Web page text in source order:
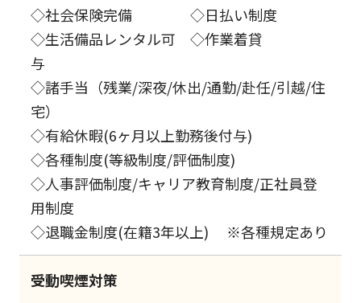
◇社会保険完備 ◇日払い制度
◇生活備品レンタル可 ◇作業着貸
与
◇諸手当（残業/深夜/休出/通勤/赴任/引越/住
宅）
◇有給休暇(6ヶ月以上勤務後付与)
◇各種制度(等級制度/評価制度)
◇人事評価制度/キャリア教育制度/正社員登
用制度
◇退職金制度(在籍3年以上) ※各種規定あり
受動喫煙対策